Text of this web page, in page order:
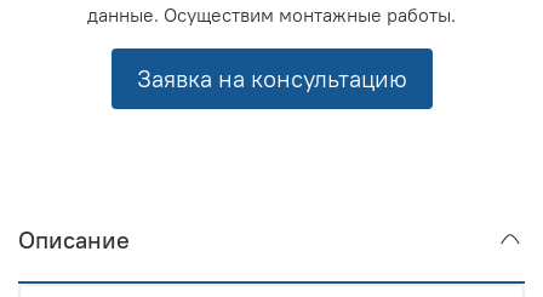
данные. Осуществим монтажные работы.
Заявка на консультацию
Описание